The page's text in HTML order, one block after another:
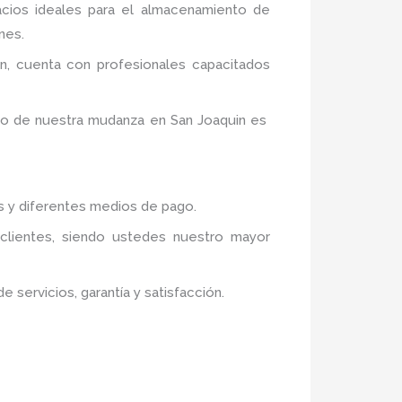
ideales para el almacenamiento de
cuenta con profesionales capacitados
nuestra mudanza en San Joaquin es
y diferentes medios de pago.
siendo ustedes nuestro mayor
servicios, garantía y satisfacción.